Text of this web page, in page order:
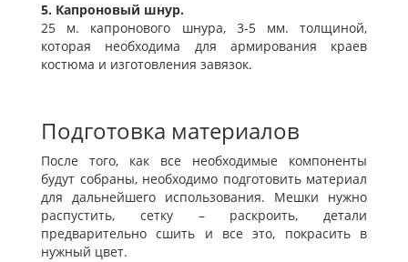
5. Капроновый шнур.
25 м. капронового шнура, 3-5 мм. толщиной,
которая необходима для армирования краев
костюма и изготовления завязок.
Подготовка материалов
После того, как все необходимые компоненты
будут собраны, необходимо подготовить материал
для дальнейшего использования. Мешки нужно
распустить, сетку – раскроить, детали
предварительно сшить и все это, покрасить в
нужный цвет.